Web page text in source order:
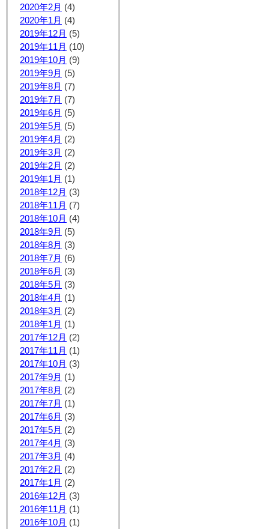
2020年2月 (4)
2020年1月 (4)
2019年12月 (5)
2019年11月 (10)
2019年10月 (9)
2019年9月 (5)
2019年8月 (7)
2019年7月 (7)
2019年6月 (5)
2019年5月 (5)
2019年4月 (2)
2019年3月 (2)
2019年2月 (2)
2019年1月 (1)
2018年12月 (3)
2018年11月 (7)
2018年10月 (4)
2018年9月 (5)
2018年8月 (3)
2018年7月 (6)
2018年6月 (3)
2018年5月 (3)
2018年4月 (1)
2018年3月 (2)
2018年1月 (1)
2017年12月 (2)
2017年11月 (1)
2017年10月 (3)
2017年9月 (1)
2017年8月 (2)
2017年7月 (1)
2017年6月 (3)
2017年5月 (2)
2017年4月 (3)
2017年3月 (4)
2017年2月 (2)
2017年1月 (2)
2016年12月 (3)
2016年11月 (1)
2016年10月 (1)